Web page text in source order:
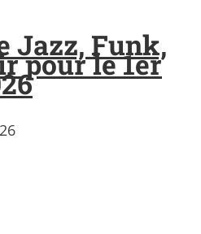
Jazz, Funk,
pour le 1er